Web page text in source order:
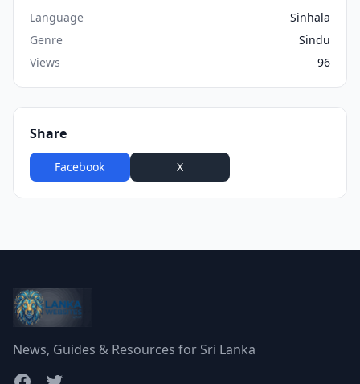
Language
Sinhala
Genre
Sindu
Views
96
Share
Facebook X
News, Guides & Resources for Sri Lanka